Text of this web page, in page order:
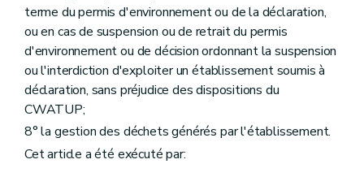
terme du permis d'environnement ou de la déclaration,
ou en cas de suspension ou de retrait du permis
d'environnement ou de décision ordonnant la suspension
ou l'interdiction d'exploiter un établissement soumis à
déclaration, sans préjudice des dispositions du
CWATUP;
8° la gestion des déchets générés par l'établissement.
Cet article a été exécuté par: